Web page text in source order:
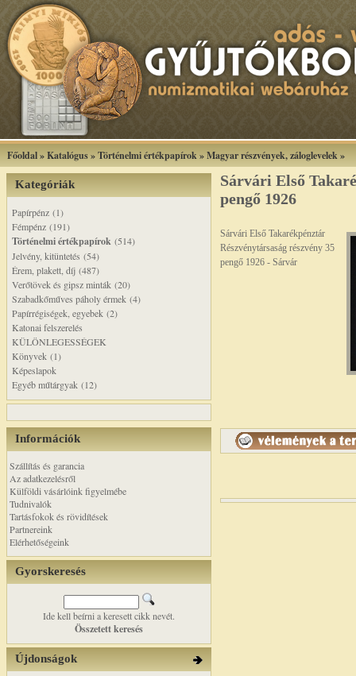
Főoldal»Katalógus»Történelmi értékpapírok»Magyar részvények, záloglevelek»
Kategóriák
Papírpénz (1)
Fémpénz (191)
Történelmi értékpapírok (514)
Jelvény, kitüntetés (54)
Érem, plakett, díj (487)
Verőtövek és gipsz minták (20)
Szabadkőműves páholy érmek (4)
Papírrégiségek, egyebek (2)
Katonai felszerelés
KÜLÖNLEGESSÉGEK
Könyvek (1)
Képeslapok
Egyéb műtárgyak (12)
Információk
Szállítás és garancia
Az adatkezelésről
Külföldi vásárlóink figyelmébe
Tudnivalók
Tartásfokok és rövidítések
Partnereink
Elérhetőségeink
Gyorskeresés
Ide kell beírni a keresett cikk nevét.
Összetett keresés
Újdonságok
Sárvári Első
pengő 1926
Sárvári Első Takarékpénztár
Részvénytársaság részvény 35
pengő 1926 - Sárvár